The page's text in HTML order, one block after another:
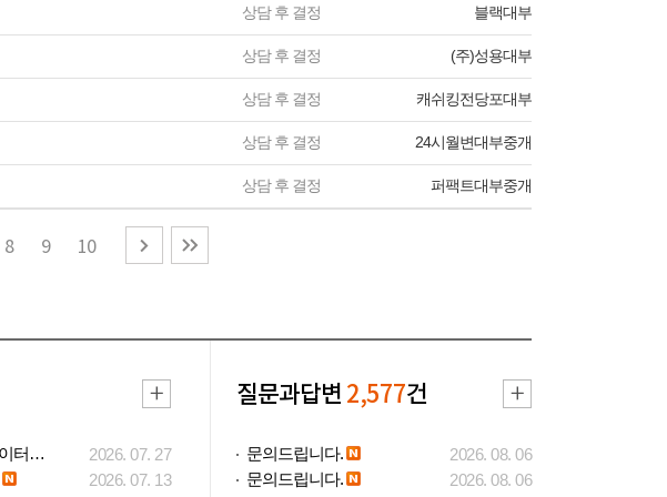
상담 후 결정 블랙대부
상담 후 결정 (주)성용대부
상담 후 결정 캐쉬킹전당포대부
상담 후 결정 24시월변대부중개
상담 후 결정 퍼팩트대부중개
8 9 10
소상공인 신용점수 낮아도 '매출·성장성 데이터..
2026. 07. 27
2026. 07. 13
질문과답변 2,577건
문의드립니다.
2026. 08. 06
문의드립니다.
2026. 08. 06